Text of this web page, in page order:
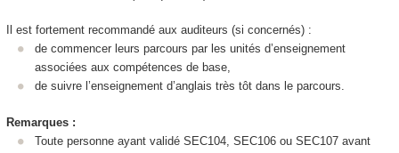
Il est fortement recommandé aux auditeurs (si concernés) :
de commencer leurs parcours par les unités d’enseignement
associées aux compétences de base,
de suivre l’enseignement d’anglais très tôt dans le parcours.
Remarques :
Toute personne ayant validé SEC104, SEC106 ou SEC107 avant